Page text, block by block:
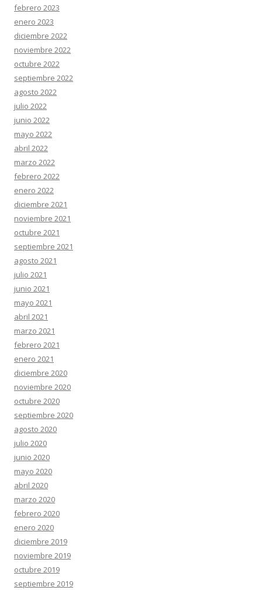
febrero 2023
enero 2023
diciembre 2022
noviembre 2022
octubre 2022
septiembre 2022
agosto 2022
julio 2022
junio 2022
mayo 2022
abril 2022
marzo 2022
febrero 2022
enero 2022
diciembre 2021
noviembre 2021
octubre 2021
septiembre 2021
agosto 2021
julio 2021
junio 2021
mayo 2021
abril 2021
marzo 2021
febrero 2021
enero 2021
diciembre 2020
noviembre 2020
octubre 2020
septiembre 2020
agosto 2020
julio 2020
junio 2020
mayo 2020
abril 2020
marzo 2020
febrero 2020
enero 2020
diciembre 2019
noviembre 2019
octubre 2019
septiembre 2019